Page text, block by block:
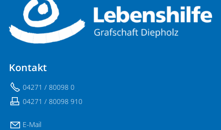
Kontakt
04271 / 80098 0
04271 / 80098 910
E-Mail